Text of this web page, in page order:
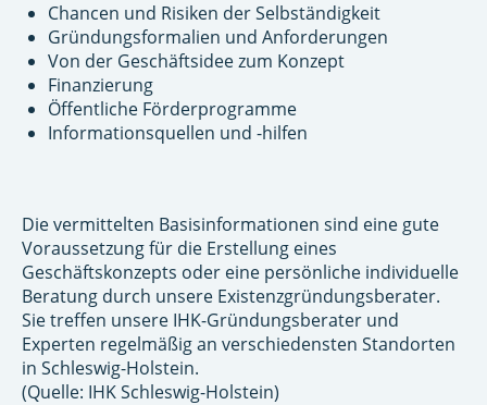
Chancen und Risiken der Selbständigkeit
Gründungsformalien und Anforderungen
Von der Geschäftsidee zum Konzept
Finanzierung
Öffentliche Förderprogramme
Informationsquellen und -hilfen
Die vermittelten Basisinformationen sind eine gute
Voraussetzung für die Erstellung eines
Geschäftskonzepts oder eine persönliche individuelle
Beratung durch unsere Existenzgründungsberater.
Sie treffen unsere IHK-Gründungsberater und
Experten regelmäßig an verschiedensten Standorten
in Schleswig-Holstein.
(Quelle: IHK Schleswig-Holstein)